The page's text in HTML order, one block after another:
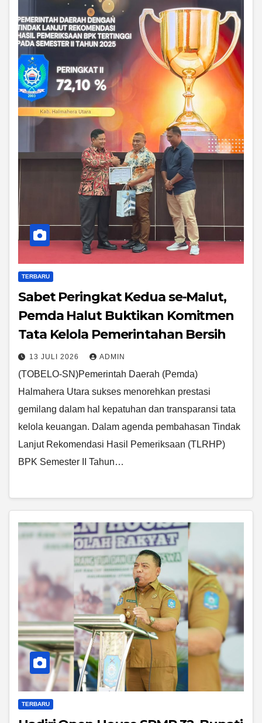
TERBARU
Sabet Peringkat Kedua se-Malut,
Pemda Halut Buktikan Komitmen
Tata Kelola Pemerintahan Bersih
13 JULI 2026 ADMIN
(TOBELO-SN)Pemerintah Daerah (Pemda)
Halmahera Utara sukses menorehkan prestasi
gemilang dalam hal kepatuhan dan transparansi tata
kelola keuangan. Dalam agenda pembahasan Tindak
Lanjut Rekomendasi Hasil Pemeriksaan (TLRHP)
BPK Semester II Tahun…
TERBARU